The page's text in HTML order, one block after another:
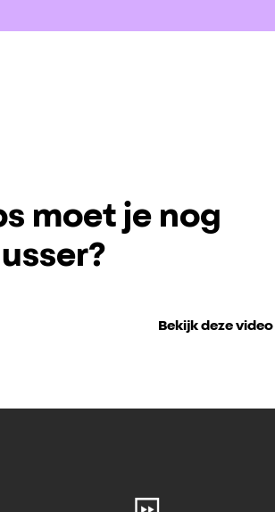
moet je nog
Bekijk deze video